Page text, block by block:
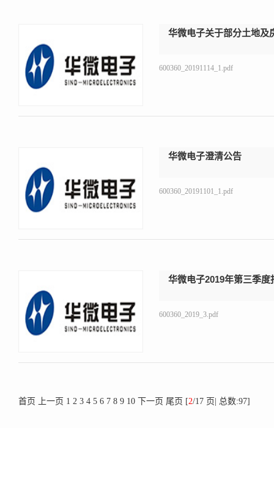
华微电子关于部分土地及
600360_20191114_1.pdf
华微电子澄清公告
600360_20191101_1.pdf
华微电子2019年第三季度
600360_2019_3.pdf
首页 上一页 1 2 3 4 5 6 7 8 9 10 下一页 尾页 [2/17 页| 总数:97]